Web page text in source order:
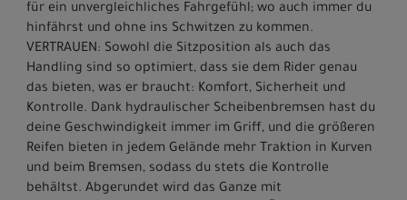
für ein unvergleichliches Fahrgefühl; wo auch immer du
hinfährst und ohne ins Schwitzen zu kommen.
VERTRAUEN: Sowohl die Sitzposition als auch das
Handling sind so optimiert, dass sie dem Rider genau
das bieten, was er braucht: Komfort, Sicherheit und
Kontrolle. Dank hydraulischer Scheibenbremsen hast du
deine Geschwindigkeit immer im Griff, und die größeren
Reifen bieten in jedem Gelände mehr Traktion in Kurven
und beim Bremsen, sodass du stets die Kontrolle
behältst. Abgerundet wird das Ganze mit